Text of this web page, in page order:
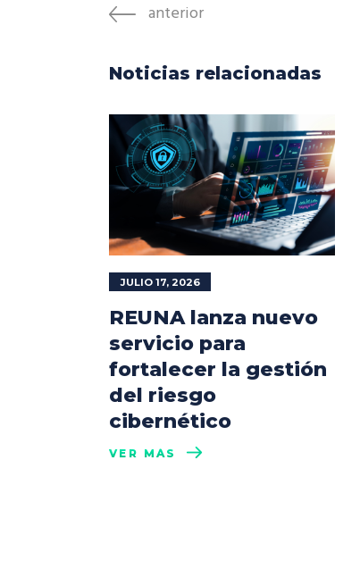
anterior
Noticias relacionadas
JULIO 17, 2026
REUNA lanza nuevo
servicio para
fortalecer la gestión
del riesgo
cibernético
VER MÁS